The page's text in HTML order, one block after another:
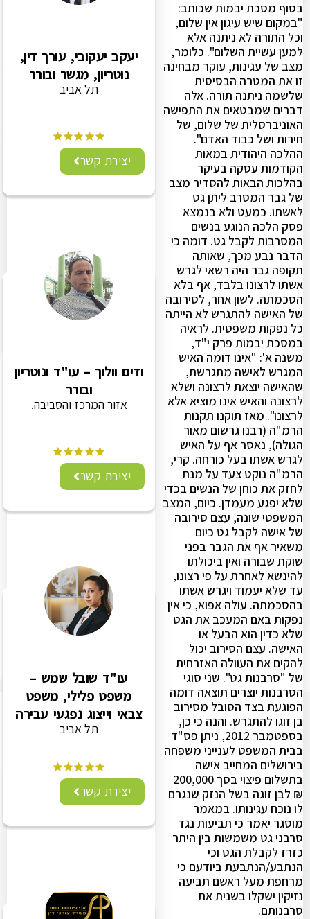
בסוף מסכת יבמות שכותב:
"במקום שיש עיגון אין שלום,
וכל התורה לא ניתנה אלא
למען עשיית השלום". כלומר,
מצב של עגינות, עוקר מבחינה
זו את המטרה הבסיסית
שלשמה ניתנה תורה. אלה
דברים שמבטאים את התפישה
האוניברסלית של שלום, של
חירות ושל כבוד האדם".
ההלכה היהודית במאות
הקודמות עסקה בעיקר
בהלכות הבאות להסדיר מצב
של גבר המסרב ליתן גט
לאשתו. כמעט ולא בנמצא
פסק הלכה הנוגע בנשים
המסרבות לקבל גט. דומה כי
הדבר נבע מכך, שאותה
תקופה גבר היה רשאי לגרש
אשתו לרצונו בלבד, אף בלא
הסכמתה. לשון אחר, לסירובה
של האישה להתגרש לא הייתה
כל נפקות משפטית. לראיה
במסכת יבמות פרק י"ד,
משנה א': "אינו דומה האיש
המגרש לאישה מתגרשת,
שהאישה יוצאת לרצונה ושלא
לרצונה והאיש אינו מוציא אלא
לרצונו". מאז תוקנו תקנות
הרמ"ה (רבנו גרשום מאור
הגולה), נאסר אף על האיש
לגרש אשתו בעל כורחה. קרי,
הרמ"ה נוקט צעד על מנת
לחזק את כוחן של הנשים בכדי
שלא יפגע מעמדן. כיום, המצב
המשפטי שונה, עצם סירובה
של אישה לקבל גט כיום
משאיר אף את הגבר בפני
שוקת שבורה ואין ביכולתו
להינשא לאחרת על פי רצונו,
עד שלא יעמוד ויגרש אשתו
בהסכמתה. עולה אפוא, כי אין
נפקות באם המעכב את הגט
שלא כדין הוא הבעל או
האישה. עצם הסירוב יכול
להקים את העוולה האזרחית
של "סרבנות גט". שני סוגי
הסרבנות יוצרים תוצאה דומה
הפוגעת בצד הסובל מסירוב
בן זוגו להתגרש. והנה כי כן,
בספטמבר 2012, ניתן פס"ד
בבית המשפט לענייני משפחה
בירושלים המחייב אישה
בתשלום פיצוי בסך 200,000
₪ לבן זוגה בשל הנזק שנגרם
לו נוכח עגינותו. במאמר
מוסגר יאמר כי תביעות נגד
סרבני גט משמשות בין היתר
כזרז לקבלת הגט וכי
הנתבע/הנתבעת ביודעם כי
מרחפת מעל ראשם תביעה
נזיקין ישקלו בשנית את
סרבנותם.
יעקב יעקובי, עורך דין,
נוטריון, מגשר ובורר
תל אביב
יצירת קשר
ודים וולוך – עו"ד ונוטריון
ובורר
אזור המרכז והסביבה.
יצירת קשר
עו"ד שובל שמש –
משפט פלילי, משפט
צבאי וייצוג נפגעי עבירה
תל אביב
יצירת קשר